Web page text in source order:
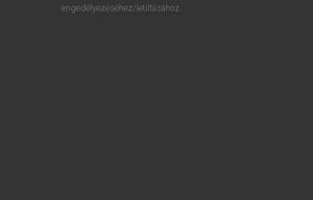
engedélyezéséhez/letiltásához.